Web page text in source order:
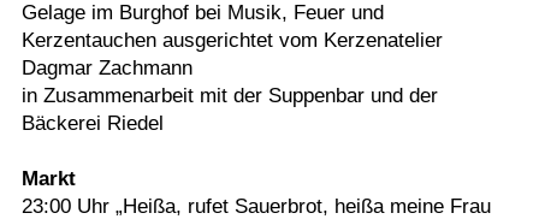
Gelage im Burghof bei Musik, Feuer und
Kerzentauchen ausgerichtet vom Kerzenatelier
Dagmar Zachmann
in Zusammenarbeit mit der Suppenbar und der
Bäckerei Riedel
Markt
23:00 Uhr „Heißa, rufet Sauerbrot, heißa meine Frau